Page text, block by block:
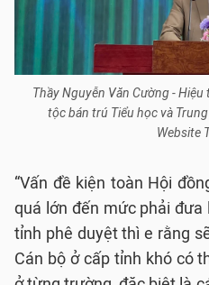
Thầy Nguyễn Văn Cường -
tộc bán trú Tiểu học và
Website
“Vấn đề kiện toàn Hội
quá lớn đến mức phải
tỉnh phê duyệt thì e rằng
Cán bộ ở cấp tỉnh khó có